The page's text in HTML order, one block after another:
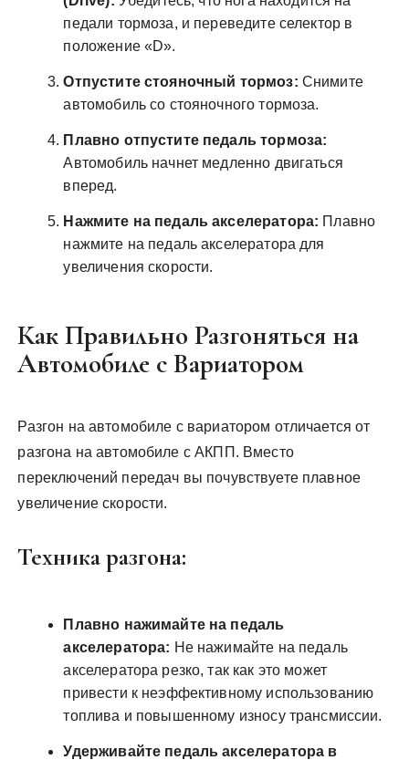
педали тормоза, и переведите селектор в
положение «D».
Отпустите стояночный тормоз: Снимите
автомобиль со стояночного тормоза.
Плавно отпустите педаль тормоза:
Автомобиль начнет медленно двигаться
вперед.
Нажмите на педаль акселератора: Плавно
нажмите на педаль акселератора для
увеличения скорости.
Как Правильно Разгоняться на
Автомобиле с Вариатором
Разгон на автомобиле с вариатором отличается от
разгона на автомобиле с АКПП. Вместо
переключений передач вы почувствуете плавное
увеличение скорости.
Техника разгона:
Плавно нажимайте на педаль
акселератора: Не нажимайте на педаль
акселератора резко, так как это может
привести к неэффективному использованию
топлива и повышенному износу трансмиссии.
Удерживайте педаль акселератора в